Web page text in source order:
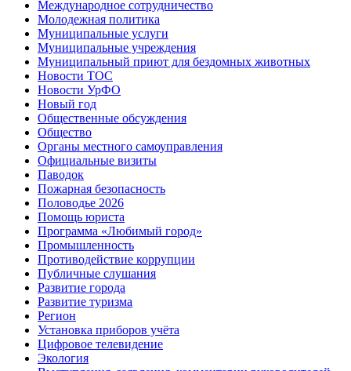
Международное сотрудничество
Молодежная политика
Муниципальные услуги
Муниципальные учреждения
Муниципальный приют для бездомных животных
Новости ТОС
Новости УрФО
Новый год
Общественные обсуждения
Общество
Органы местного самоуправления
Официальные визиты
Паводок
Пожарная безопасность
Половодье 2026
Помощь юриста
Программа «Любимый город»
Промышленность
Противодействие коррупции
Публичные слушания
Развитие города
Развитие туризма
Регион
Установка приборов учёта
Цифровое телевидение
Экология